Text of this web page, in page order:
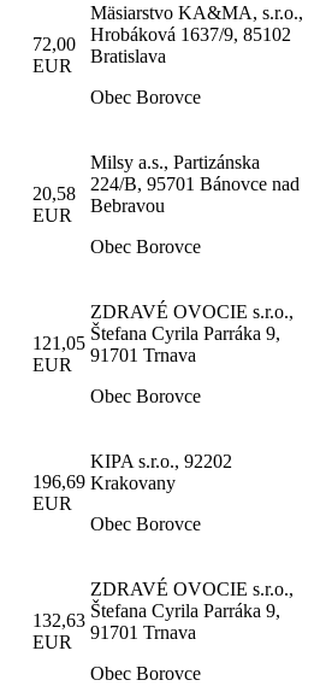
72,00
EUR
Mäsiarstvo KA&MA, s.r.o.,
Hrobáková 1637/9, 85102
Bratislava
Obec Borovce
20,58
EUR
Milsy a.s., Partizánska
224/B, 95701 Bánovce nad
Bebravou
Obec Borovce
121,05
EUR
ZDRAVÉ OVOCIE s.r.o.,
Štefana Cyrila Parráka 9,
91701 Trnava
Obec Borovce
196,69
EUR
KIPA s.r.o., 92202
Krakovany
Obec Borovce
132,63
EUR
ZDRAVÉ OVOCIE s.r.o.,
Štefana Cyrila Parráka 9,
91701 Trnava
Obec Borovce